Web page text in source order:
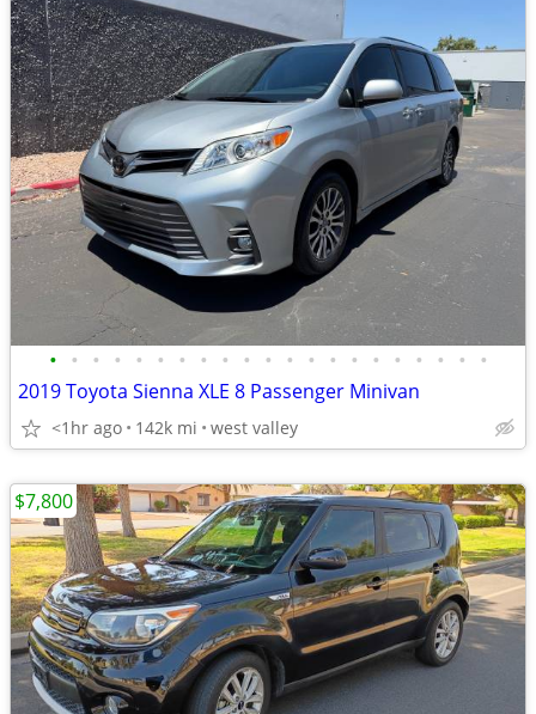
• • • • • • • • • • • • • • • • • • • • •
2019 Toyota Sienna XLE 8 Passenger Minivan
<1hr ago 142k mi west valley
$7,800